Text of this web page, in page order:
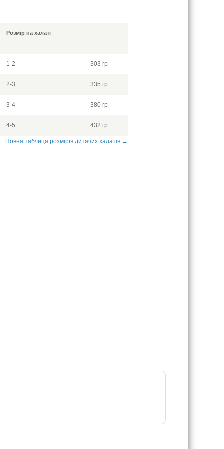
Розмір на халаті
1-2 303 гр
2-3 335 гр
3-4 380 гр
4-5 432 гр
Повна таблиця розмірів дитячих халатів →